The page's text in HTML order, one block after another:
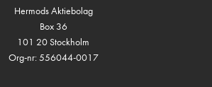
Hermods Aktiebolag
Box 36
101 20 Stockholm
Org-nr: 556044-0017